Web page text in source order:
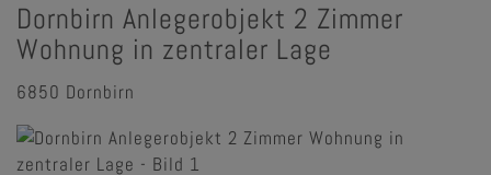
Dornbirn Anlegerobjekt 2 Zimmer
Wohnung in zentraler Lage
6850 Dornbirn